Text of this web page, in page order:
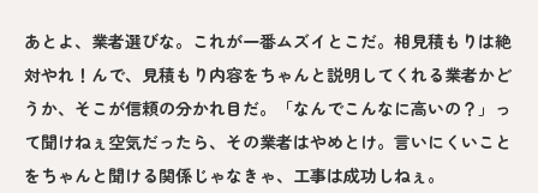
あとよ、業者選びな。これが一番ムズイとこだ。相見積もりは絶
対やれ！んで、見積もり内容をちゃんと説明してくれる業者かど
うか、そこが信頼の分かれ目だ。「なんでこんなに高いの？」っ
て聞けねぇ空気だったら、その業者はやめとけ。言いにくいこと
をちゃんと聞ける関係じゃなきゃ、工事は成功しねぇ。